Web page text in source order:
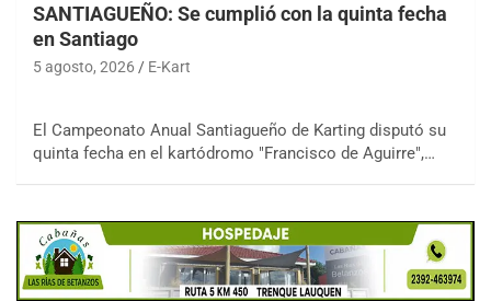
SANTIAGUEÑO: Se cumplió con la quinta fecha
en Santiago
5 agosto, 2026 E-Kart
El Campeonato Anual Santiagueño de Karting disputó su
quinta fecha en el kartódromo "Francisco de Aguirre",…